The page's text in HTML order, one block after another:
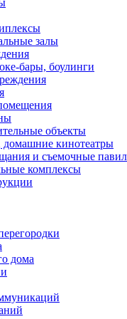
залы
бары, боулинги
объекты
домашние кинотеатры
и съемочные
комплексы
дома